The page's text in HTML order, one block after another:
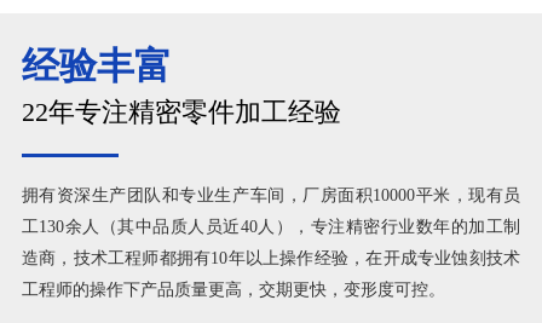
经验丰富
22年专注精密零件加工经验
拥有资深生产团队和专业生产车间，厂房面积10000平米，现有员
工130余人（其中品质人员近40人），专注精密行业数年的加工制
造商，技术工程师都拥有10年以上操作经验，在开成专业蚀刻技术
工程师的操作下产品质量更高，交期更快，变形度可控。